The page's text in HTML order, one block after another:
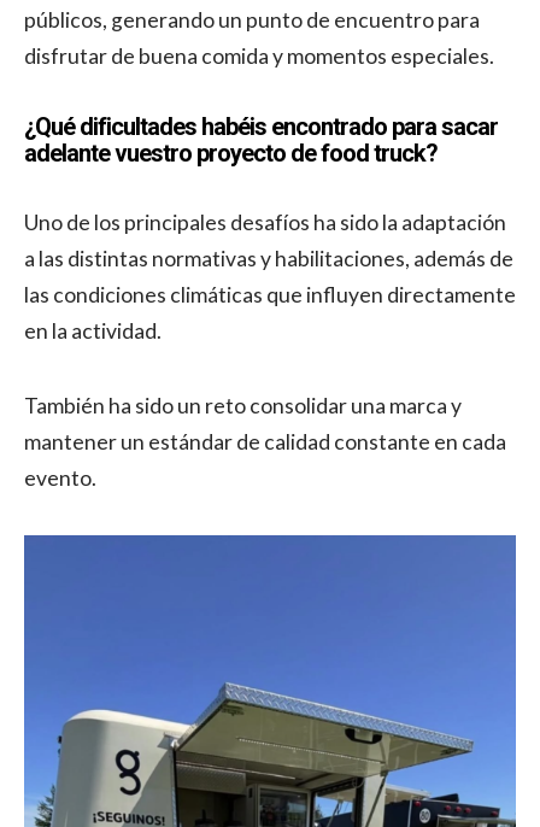
públicos, generando un punto de encuentro para
disfrutar de buena comida y momentos especiales.
¿Qué dificultades habéis encontrado para sacar
adelante vuestro proyecto de food truck?
Uno de los principales desafíos ha sido la adaptación
a las distintas normativas y habilitaciones, además de
las condiciones climáticas que influyen directamente
en la actividad.
También ha sido un reto consolidar una marca y
mantener un estándar de calidad constante en cada
evento.